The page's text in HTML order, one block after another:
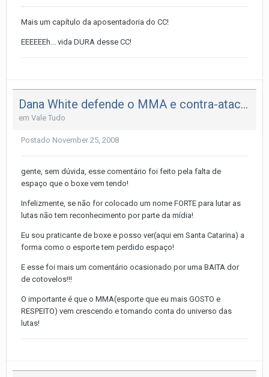
Mais um capítulo da aposentadoria do CC!
EEEEEEh... vida DURA desse CC!
Dana White defende o MMA e contra-ataca promotor de Boxe
em Vale Tudo
Postado November 25, 2008
gente, sem dúvida, esse comentário foi feito pela falta de
espaço que o boxe vem tendo!
Infelizmente, se não for colocado um nome FORTE para lutar as
lutas não tem reconhecimento por parte da mídia!
Eu sou praticante de boxe e posso ver(aqui em Santa Catarina) a
forma como o esporte tem perdido espaço!
E esse foi mais um comentário ocasionado por uma BAITA dor
de cotovelos!!!
O importante é que o MMA(esporte que eu mais GOSTO e
RESPEITO) vem crescendo e tomando conta do universo das
lutas!